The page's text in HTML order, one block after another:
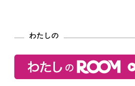
わたしの